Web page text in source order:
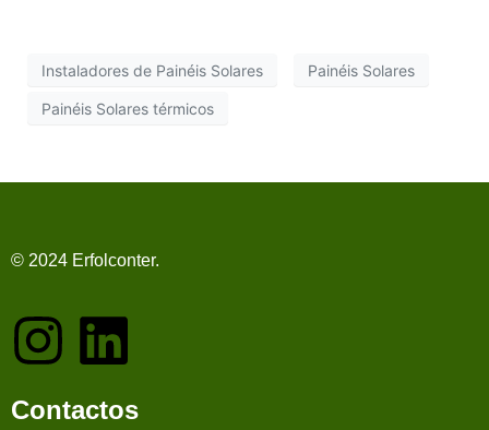
Instaladores de Painéis Solares Painéis Solares
Painéis Solares térmicos
© 2024 Erfolconter.
Contactos